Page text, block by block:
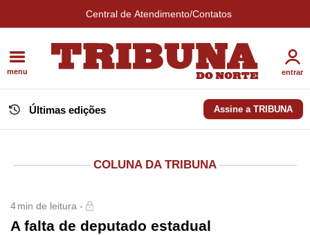
Central de Atendimento/Contatos
menu entrar
Últimas edições Assine a TRIBUNA
COLUNA DA TRIBUNA
4min de leitura -
A falta de deputado estadual